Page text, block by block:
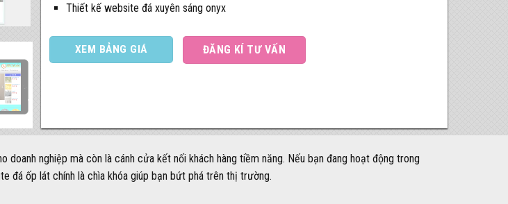
Thiết kế website đá xuyên sáng onyx
XEM BẢNG GIÁ ĐĂNG KÍ TƯ VẤN
nghiệp mà còn là cánh cửa kết nối khách hàng tiềm năng. Nếu bạn đang hoạt động trong
đá ốp lát chính là chìa khóa giúp bạn bứt phá trên thị trường.